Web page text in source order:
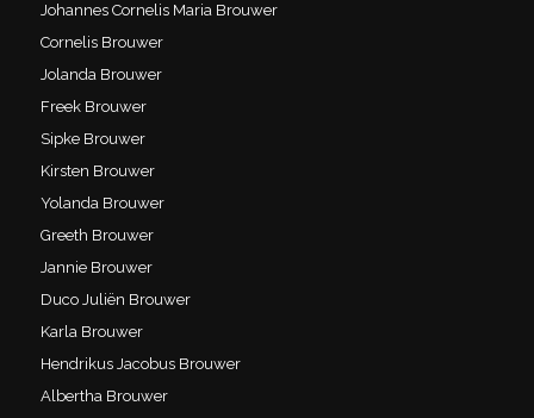
Johannes Cornelis Maria Brouwer
Cornelis Brouwer
Jolanda Brouwer
Freek Brouwer
Sipke Brouwer
Kirsten Brouwer
Yolanda Brouwer
Greeth Brouwer
Jannie Brouwer
Duco Juliën Brouwer
Karla Brouwer
Hendrikus Jacobus Brouwer
Albertha Brouwer